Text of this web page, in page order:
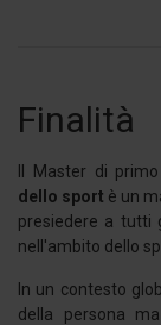
Finalità
Il Master di
dello sport è un
presiedere a tutti
nell'ambito dello
In un contesto
della persona